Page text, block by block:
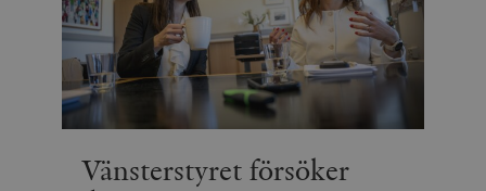
Vänsterstyret försöker